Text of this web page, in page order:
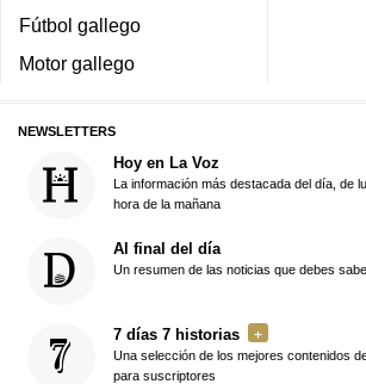
Fútbol gallego
Motor gallego
NEWSLETTERS
Hoy en La Voz
La información más destacada del día, de
hora de la mañana
Al final del día
Un resumen de las noticias que debes
7 días 7 historias
Una selección de los mejores contenidos
para suscriptores